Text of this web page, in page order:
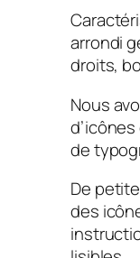
arrondi
droits,
Nous
de
De
des